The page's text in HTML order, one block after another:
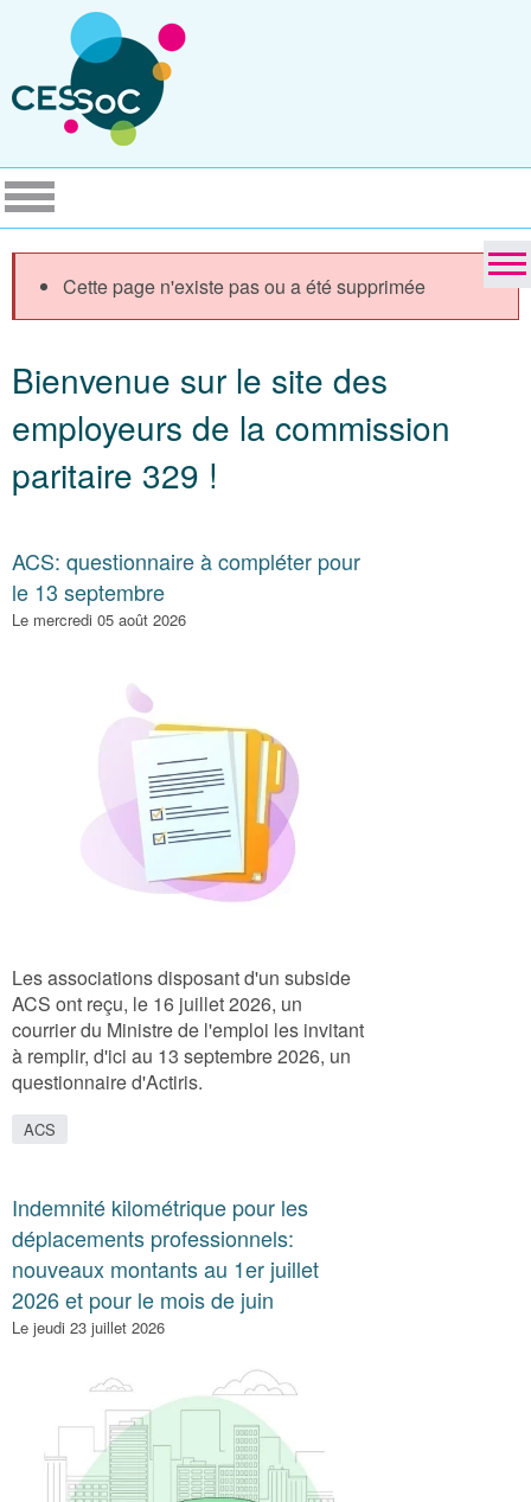
Cette page n'existe pas ou a été supprimée
Bienvenue sur le site des
employeurs de la commission
paritaire 329 !
ACS: questionnaire à compléter pour
le 13 septembre
Le mercredi 05 août 2026
Les associations disposant d'un subside
ACS ont reçu, le 16 juillet 2026, un
courrier du Ministre de l'emploi les invitant
à remplir, d'ici au 13 septembre 2026, un
questionnaire d'Actiris.
ACS
Indemnité kilométrique pour les
déplacements professionnels:
nouveaux montants au 1er juillet
2026 et pour le mois de juin
Le jeudi 23 juillet 2026